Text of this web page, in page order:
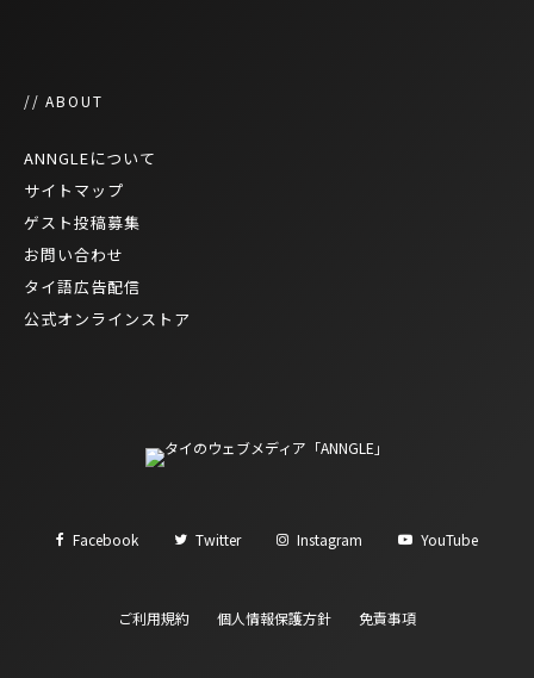
// ABOUT
ANNGLEについて
サイトマップ
ゲスト投稿募集
お問い合わせ
タイ語広告配信
公式オンラインストア
Facebook Twitter Instagram YouTube
ご利用規約 個人情報保護方針 免責事項